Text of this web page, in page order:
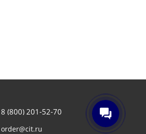
8 (800) 201-52-70
order@cit.ru